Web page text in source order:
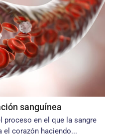
sanguínea
proceso en el que la sangre
el corazón haciendo...